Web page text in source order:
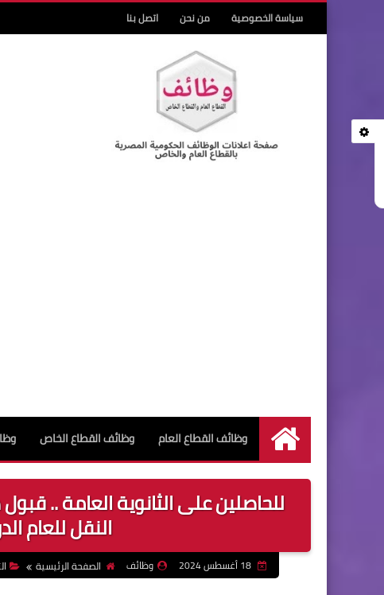
سياسة الخصوصية من نحن اتصل بنا
الرئيسية
وظائف القطاع العام وظائف القطاع الخاص
للحاصلين على الثانوية العامة ..
النقل للعام
18 أغسطس 2024 وظائف الصفحة الرئيسية